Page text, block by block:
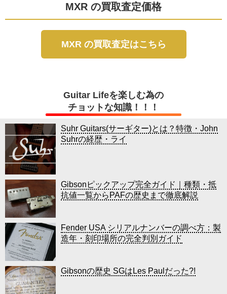
MXR の買取査定価格
MXR の買取査定はこちら
Guitar Lifeを楽しむ為の
チョットな知識！！！
Suhr Guitars(サーギター)とは？特徴・John
Suhrの経歴・ライ
Gibsonピックアップ完全ガイド｜種類・抵
抗値一覧からPAFの歴史まで徹底解説
Fender USA シリアルナンバーの調べ方：製
造年・刻印場所の完全判別ガイド
Gibsonの歴史 SGはLes Paulだった?!